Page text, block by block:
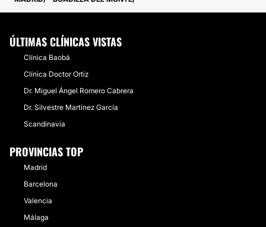
ÚLTIMAS CLÍNICAS VISTAS
Clínica Baobá
Clínica Doctor Ortiz
Dr. Miguel Ángel Romero Cabrera
Dr. Silvestre Martínez García
Scandinavia
PROVINCIAS TOP
Madrid
Barcelona
Valencia
Málaga